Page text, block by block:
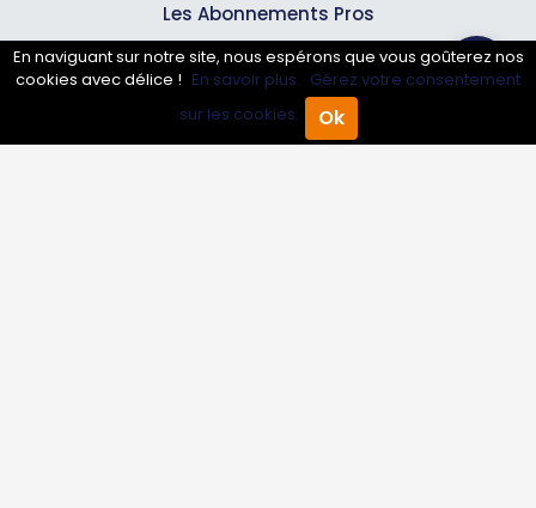
Annuaire Pro Agenda
Les Abonnements Pros
Infos
Mentions légales et CGV
En naviguant sur notre site, nous espérons que vous goûterez nos
cookies avec délice ! En savoir plus. Gérez votre consentement
sur les cookies.
Ok